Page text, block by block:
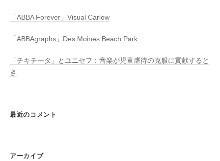
「ABBA Forever」Visual Carlow
「ABBAgraphs」Des Moines Beach Park
「チキチータ」とユニセフ：音楽が児童虐待の克服に貢献すると
き
最近のコメント
アーカイブ